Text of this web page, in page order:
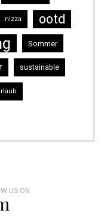
nizza ootd
Sommer
sustainable
US ON